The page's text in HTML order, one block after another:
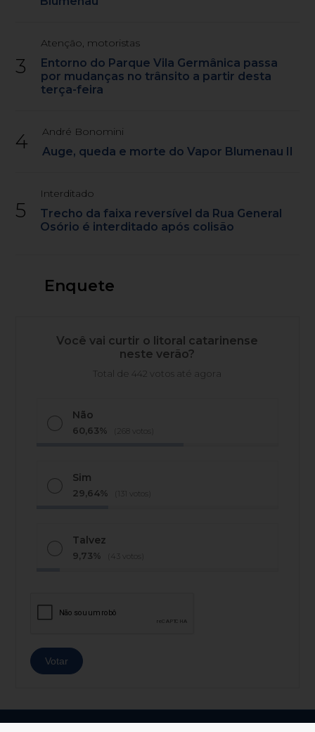
3
Atenção, motoristas
Entorno do Parque Vila Germânica passa
por mudanças no trânsito a partir desta
terça-feira
4 André Bonomini
Auge, queda e morte do Vapor Blumenau II
5
Interditado
Trecho da faixa reversível da Rua General
Osório é interditado após colisão
Enquete
Você vai curtir o litoral catarinense
neste verão?
Total de 442 votos até agora
Não
60,63% (268 votos)
Sim
29,64% (131 votos)
Talvez
9,73% (43 votos)